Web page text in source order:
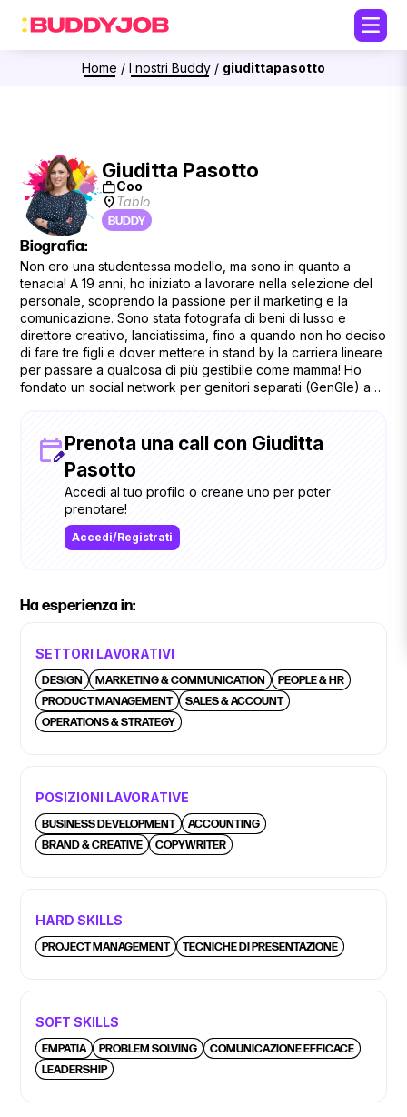
Home / I nostri Buddy / giudittapasotto
Giuditta Pasotto
workCoo
location_onTablo
BUDDY
Biografia:
Non ero una studentessa modello, ma sono in quanto a
tenacia! A 19 anni, ho iniziato a lavorare nella selezione del
personale, scoprendo la passione per il marketing e la
comunicazione. Sono stata fotografa di beni di lusso e
direttore creativo, lanciatissima, fino a quando non ho deciso
di fare tre figli e dover mettere in stand by la carriera lineare
per passare a qualcosa di più gestibile come mamma! Ho
fondato un social network per genitori separati (GenGle) a
politici! Prenota una call con Giuditta
Pasotto
Accedi al tuo profilo o creane uno per poter
prenotare!
Accedi/Registrati
Ha esperienza in:
SETTORI LAVORATIVI
DESIGN MARKETING & COMMUNICATION
PEOPLE & HR
PRODUCT MANAGEMENT
SALES & ACCOUNT
OPERATIONS & STRATEGY
POSIZIONI LAVORATIVE
BUSINESS DEVELOPMENT
ACCOUNTING
BRAND & CREATIVE
COPYWRITER
HARD SKILLS
PROJECT MANAGEMENT TECNICHE DI PRESENTAZIONE
SOFT SKILLS
EMPATIA PROBLEM SOLVING
COMUNICAZIONE EFFICACE
LEADERSHIP